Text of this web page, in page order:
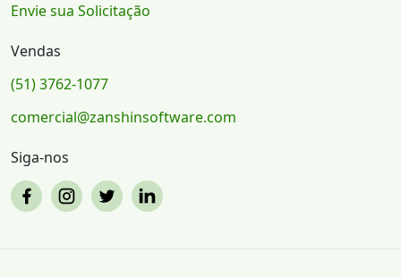
Envie sua Solicitação
Vendas
(51) 3762-1077
comercial@zanshinsoftware.com
Siga-nos